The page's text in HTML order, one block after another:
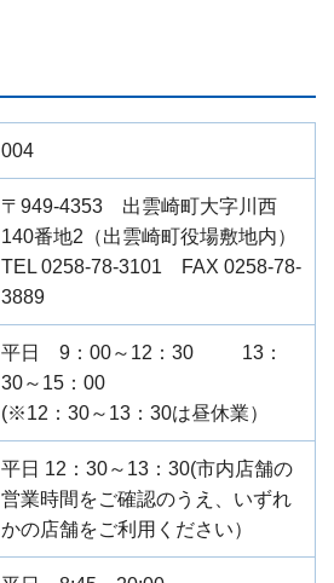
004
〒949-4353 出雲崎町大字川西
140番地2（出雲崎町役場敷地内）
TEL 0258-78-3101 FAX 0258-78-
3889
平日 9：00～12：30 13：
30～15：00
(※12：30～13：30は昼休業）
平日 12：30～13：30(市内店舗の
営業時間をご確認のうえ、いずれ
かの店舗をご利用ください）